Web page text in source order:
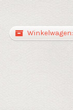
Winkelwagen: